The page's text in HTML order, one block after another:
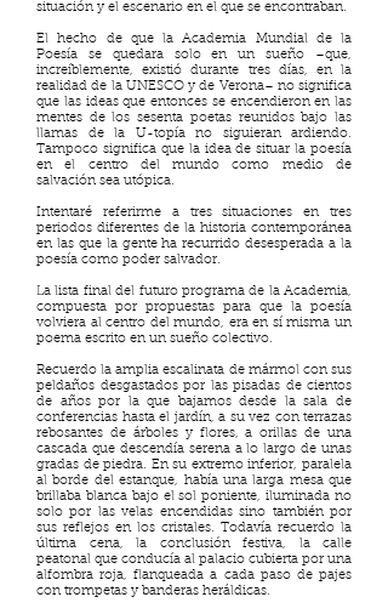
situación y el escenario en el que se encontraban.
El hecho de que la Academia Mundial de la
Poesía se quedara solo en un sueño –que,
increíblemente, existió durante tres días, en la
realidad de la UNESCO y de Verona– no significa
que las ideas que entonces se encendieron en las
mentes de los sesenta poetas reunidos bajo las
llamas de la U-topía no siguieran ardiendo.
Tampoco significa que la idea de situar la poesía
en el centro del mundo como medio de
salvación sea utópica.
Intentaré referirme a tres situaciones en tres
periodos diferentes de la historia contemporánea
en las que la gente ha recurrido desesperada a la
poesía como poder salvador.
La lista final del futuro programa de la Academia,
compuesta por propuestas para que la poesía
volviera al centro del mundo, era en sí misma un
poema escrito en un sueño colectivo.
Recuerdo la amplia escalinata de mármol con sus
peldaños desgastados por las pisadas de cientos
de años por la que bajamos desde la sala de
conferencias hasta el jardín, a su vez con terrazas
rebosantes de árboles y flores, a orillas de una
cascada que descendía serena a lo largo de unas
gradas de piedra. En su extremo inferior, paralela
al borde del estanque, había una larga mesa que
brillaba blanca bajo el sol poniente, iluminada no
solo por las velas encendidas sino también por
sus reflejos en los cristales. Todavía recuerdo la
última cena, la conclusión festiva, la calle
peatonal que conducía al palacio cubierta por una
alfombra roja, flanqueada a cada paso de pajes
con trompetas y banderas heráldicas.